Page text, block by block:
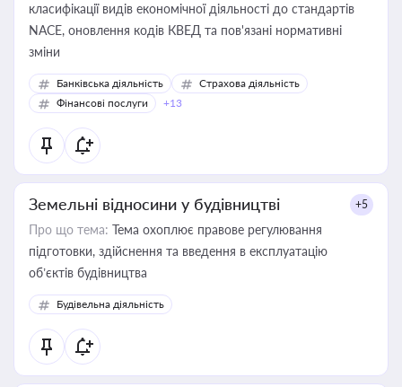
класифікації видів економічної діяльності до стандартів
NACE, оновлення кодів КВЕД та пов'язані нормативні
зміни
Банківська діяльність
Страхова діяльність
Фінансові послуги
+13
Земельні відносини у будівництві +5
Про що тема: Тема охоплює правове регулювання
підготовки, здійснення та введення в експлуатацію
об’єктів будівництва
Будівельна діяльність